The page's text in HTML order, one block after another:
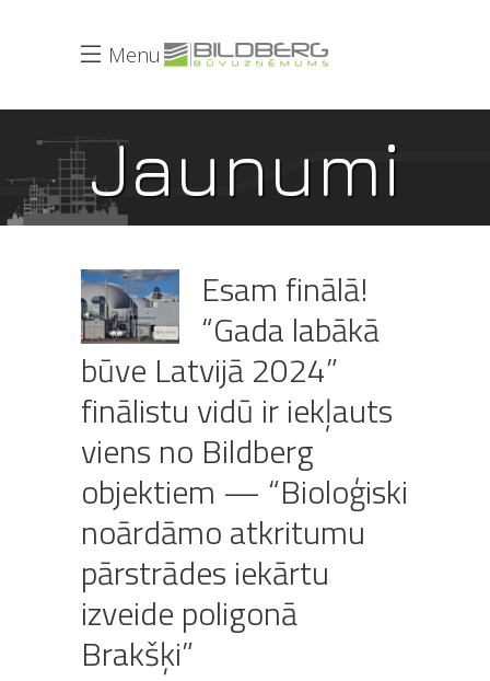
Menu
Jaunumi
Esam finālā!
“Gada labākā
būve Latvijā 2024”
finālistu vidū ir iekļauts
viens no Bildberg
objektiem — “Bioloģiski
noārdāmo atkritumu
pārstrādes iekārtu
izveide poligonā
Brakšķi”